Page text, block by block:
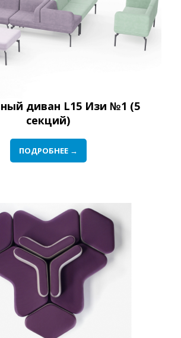
диван L15 Изи №1 (5
секций)
ПОДРОБНЕЕ →